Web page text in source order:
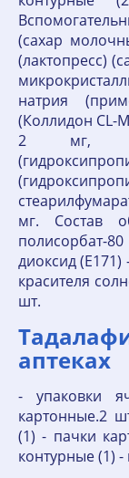
(сахар
(лактопресс)
натрия
(Коллидон CL-
2 мг,
мг. Состав
полисорбат-
диоксид
красителя
шт.
аптеках
- упаковки
картонные.2
(1) - пачки
контурные (1)